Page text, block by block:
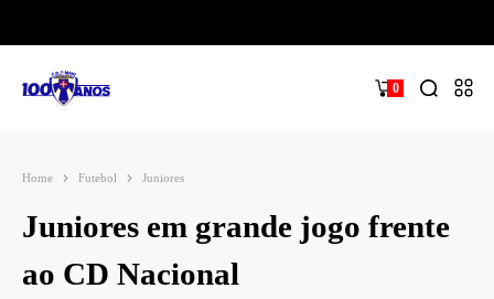
0
Home Futebol Juniores
Juniores em grande jogo frente
ao CD Nacional